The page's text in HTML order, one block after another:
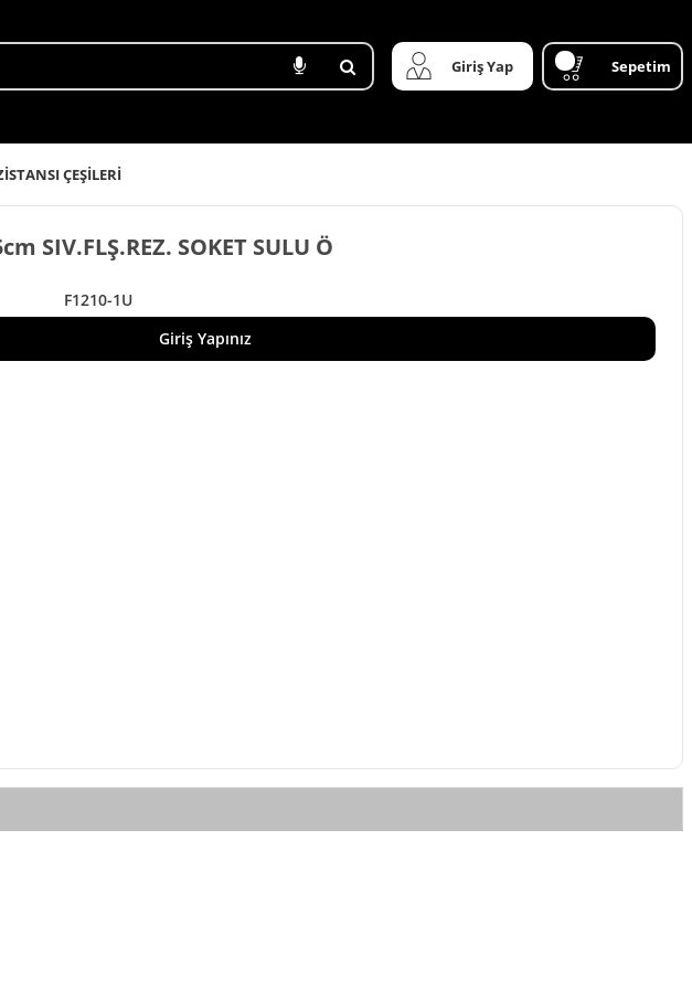
Giriş Yap Sepetim
ÇEŞİLERİ
F1210-1U
SIV.FLŞ.REZ. SOKET SULU Ö
Giriş Yapınız